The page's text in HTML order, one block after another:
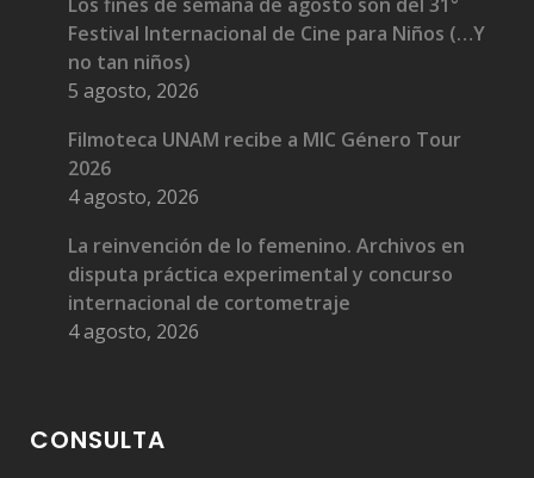
Festival Internacional de Cine para Niños (…Y
no tan niños)
5 agosto, 2026
Filmoteca UNAM recibe a MIC Género Tour
2026
4 agosto, 2026
La reinvención de lo femenino. Archivos en
disputa práctica experimental y concurso
internacional de cortometraje
4 agosto, 2026
CONSULTA